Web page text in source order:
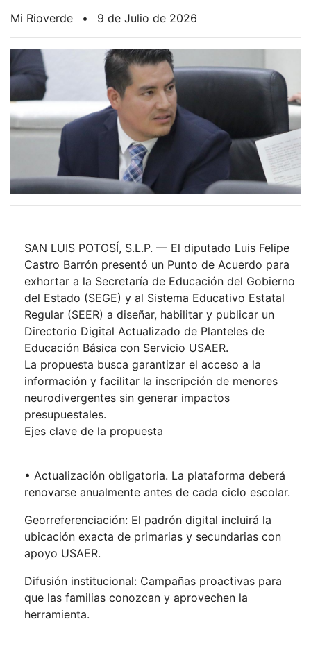
Mi Rioverde • 9 de Julio de 2026
SAN LUIS POTOSÍ, S.L.P. — El diputado Luis Felipe
Castro Barrón presentó un Punto de Acuerdo para
exhortar a la Secretaría de Educación del Gobierno
del Estado (SEGE) y al Sistema Educativo Estatal
Regular (SEER) a diseñar, habilitar y publicar un
Directorio Digital Actualizado de Planteles de
Educación Básica con Servicio USAER.
La propuesta busca garantizar el acceso a la
información y facilitar la inscripción de menores
neurodivergentes sin generar impactos
presupuestales.
Ejes clave de la propuesta
• Actualización obligatoria. La plataforma deberá
renovarse anualmente antes de cada ciclo escolar.
Georreferenciación: El padrón digital incluirá la
ubicación exacta de primarias y secundarias con
apoyo USAER.
Difusión institucional: Campañas proactivas para
que las familias conozcan y aprovechen la
herramienta.